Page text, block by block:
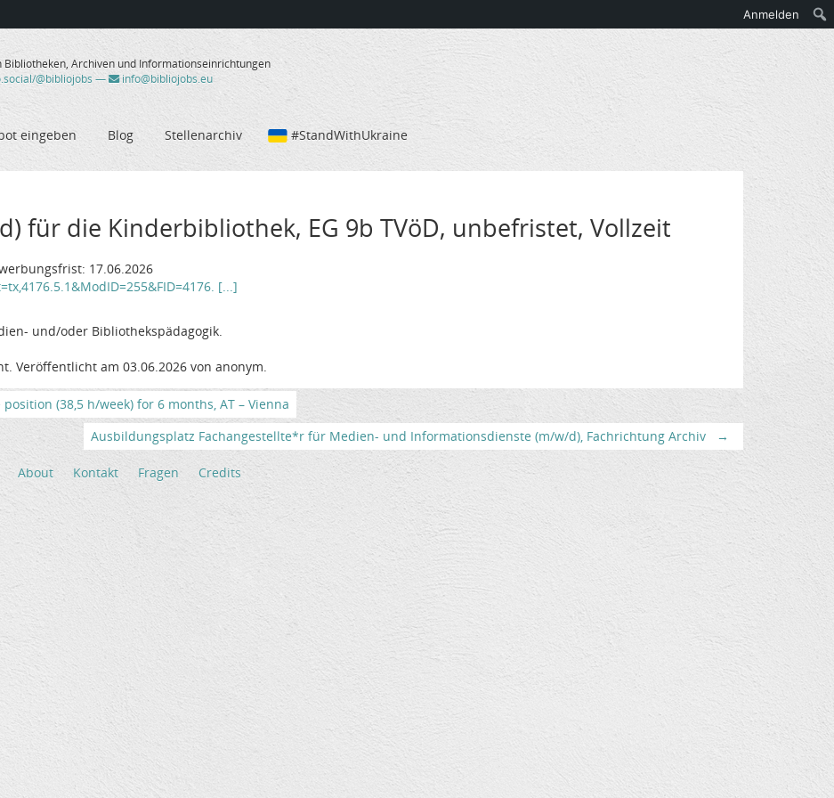
Bibliotheken, Archiven und Informationseinrichtungen
@bibliojobs — info@bibliojobs.eu
eingeben Blog Stellenarchiv #StandWithUkraine
für die Kinderbibliothek, EG 9b TVöD, unbefristet, Vollzeit
17.06.2026
[...]
und/oder Bibliothekspädagogik.
Veröffentlicht am 03.06.2026 von anonym.
(38,5 h/week) for 6 months, AT – Vienna
Ausbildungsplatz Fachangestellte*r für Medien- und Informationsdienste (m/w/d), Fachrichtung Archiv
→
About Kontakt Fragen Credits
Anmelden